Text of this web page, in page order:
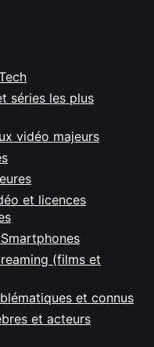
séries les plus
vidéo majeurs
et licences
(films et
et connus
et acteurs